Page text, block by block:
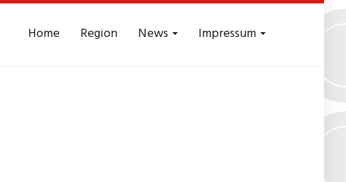
Home Region News Impressum